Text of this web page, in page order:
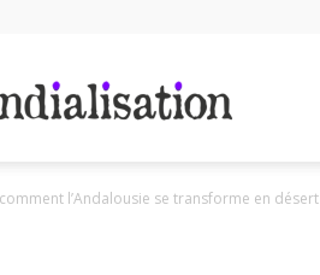
l’Andalousie se transforme en désert